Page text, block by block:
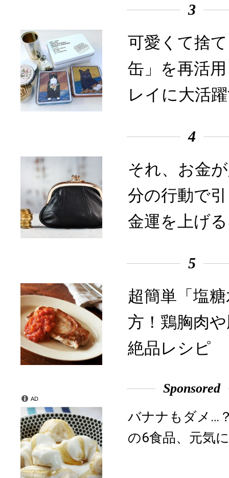
3
可愛くて捨
缶」を再活
レイに大活
4
それ、お金
分の行動で
金運を上げ
5
超簡単「塩
方！鶏胸肉
絶品レシピ
Sponsored
バナナもダメ…
の6食品、元気
AD